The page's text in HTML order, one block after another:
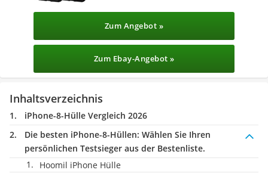
Zum Angebot »
Zum Ebay-Angebot »
Inhaltsverzeichnis
iPhone-8-Hülle Vergleich 2026
Die besten iPhone-8-Hüllen: Wählen Sie Ihren
persönlichen Testsieger aus der Bestenliste.
Hoomil iPhone Hülle